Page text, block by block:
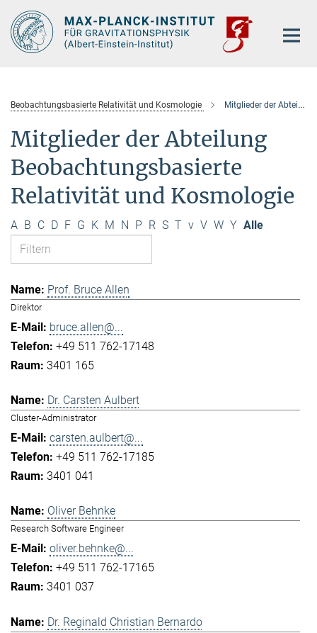
Hauptinhalt
Beobachtungsbasierte Relativität und Kosmologie Mitglieder der Abteilung
Mitglieder der Abteilung
Beobachtungsbasierte
Relativität und Kosmologie
A B C D F G K M N P R S T v V W Y Alle
Prof. Bruce Allen
Direktor
bruce.allen@...
+49 511 762-17148
3401 165
Dr. Carsten Aulbert
Cluster-Administrator
carsten.aulbert@...
+49 511 762-17185
3401 041
Oliver Behnke
Research Software Engineer
oliver.behnke@...
+49 511 762-17165
3401 037
Dr. Reginald Christian Bernardo